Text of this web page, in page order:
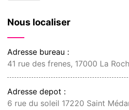
Nous localiser
Adresse bureau :
41 rue des frenes, 17000 La
Adresse depot :
6 rue du soleil 17220 Saint